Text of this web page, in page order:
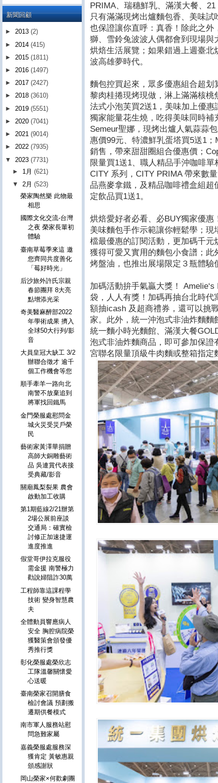
PRIMA、瑞穗鮮乳、滿漢大餐、
只有滿滿現烤出爐麵包香、美味
也保證讓你直呼：真香！除此之
獅、雪鈴兔波波人偶都會到現場
烘焙生活展覽；如果錯過上週臺
波高雄夢時代。
麵包控買起來，眾多優惠組合超
黎肉桂捲現烤現做，淋上滿滿核
法式小泡芙買2送1，美味加上優
獨家能量花生燒，吃得美味同時
Semeur聖娜，現烤出爐人氣蒜蒜
惠價99元、特濃鮮乳蛋塔買5送1
銷售，帶來甜甜圈組合優惠價；
限量買1送1、職人精品手沖咖啡
CITY 系列，CITY PRIMA 帶來數
品燕麥拿鐵，及精品咖啡禮盒組
定飲品買1送1。
烘焙愛好者必看、必BUY獨家優
美味麵包手作示範讓你輕鬆學；
檔最優惠的訂閱活動，更加碼千
獲得可愛又實用的麵包小食譜；
烤盤油，也推出展場限定３瓶體驗
加碼活動拚手氣贏大獎！
袋，人人有獎！加碼再抽台北時
額抽icash 及超商禮券，還可以挑
家。此外，統一沖泡式非油炸麵
統一麵小時光麵館、滿漢大餐
泡式非油炸麵商品，即可參加保
宮聯名限量頂級牛肉麵或整箱指
新聞回顧
► 2013 (2)
► 2014 (415)
► 2015 (1811)
► 2016 (1497)
► 2017 (2427)
► 2018 (3610)
► 2019 (5551)
► 2020 (7041)
► 2021 (9014)
► 2022 (7935)
▼ 2023 (7731)
► 1月(621)
▼ 2月(523)
榮家陶然樂 此物最
相思
國際文化交流-台灣
之夜 榮家長輩初
體驗
臺南草莓季來這 邀
您齊同共度善化
「莓好時光」
后沙旅外許氏宗親
春節團拜 8大亮
點增添光采
奇美醫麻醉部2022
年學術成果 擠入
全球50大行列/影
音
大員皇冠大缺工 3/2
辦聯合徵才 逾千
個工作機會等您
順手牽羊一路向北
南警不放棄追到
將軍找回鐵馬
金門榮服處慰問金
城火災受災戶榮
民
藝術家黃澤華捐贈
高師大銅雕藝術
品 吳連賞代表接
受典藏/影音
關廟鳳梨裂果 農會
啟動加工收購
第1期藍線2/21辦第
2場公展前座談
交通局：確實檢
討修正加速捷運
進度推進
假堂哥伊拉克服役
需金援 南警極力
勸說婦阻詐30萬
工程師靠這課程學
技術 變身智慧農
夫
全體動員響應病人
安全 胸腔病院榮
獲醫策會頒發優
秀推行獎
彰化榮服處榮欣志
工隊溫馨關懷愛
心送暖
臺南榮家召開膳食
檢討會議 預劃搬
遷期供餐模式
南市軍人服務站慰
問急難家屬
嘉義榮服處服務深
獲肯定 黃敏惠親
頒感謝狀
岡山榮家×何歡劇團